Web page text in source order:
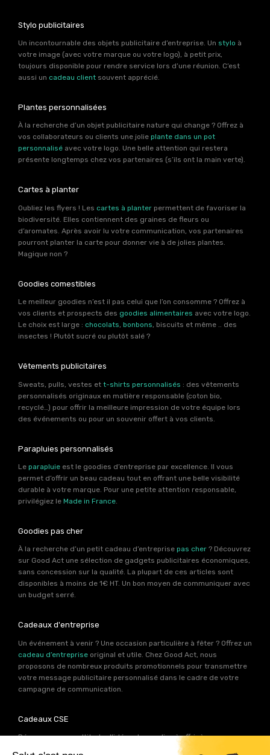
Stylo publicitaires
Un incontournable des objets publicitaire d’entreprise. Un stylo à
votre image (avec votre marque ou votre logo), à petit prix,
toujours disponible pour rendre service lors d’une réunion. C’est
aussi un cadeau client souvent apprécié.
Plantes personnalisées
À la recherche d’un objet publicitaire nature qui change ? Offrez à
vos collaborateurs ou clients une jolie plante dans un pot
personnalisé avec votre logo. Une belle attention qui restera
présente longtemps chez vos partenaires (s’ils ont la main verte).
Cartes à planter
Oubliez les flyers ! Les cartes à planter permettent de favoriser la
biodiversité. Elles contiennent des graines de fleurs ou
d’aromates. Après avoir lu votre communication, vos partenaires
pourront planter la carte pour donner vie à de jolies plantes.
Magique non ?
Goodies comestibles
Le meilleur goodies n’est il pas celui que l’on consomme ? Offrez à
vos clients et prospects des goodies alimentaires avec votre logo.
Le choix est large : chocolats, bonbons, biscuits et même .. des
insectes ! Plutôt sucré ou plutôt salé ?
Vêtements publicitaires
Sweats, pulls, vestes et t-shirts personnalisés : des vêtements
personnalisés originaux en matière responsable (coton bio,
recyclé…) pour offrir la meilleure impression de votre équipe lors
des événements ou pour un souvenir offert à vos clients.
Parapluies personnalisés
Le parapluie est le goodies d’entreprise par excellence. Il vous
permet d’offrir un beau cadeau tout en offrant une belle visibilité
durable à votre marque. Pour une petite attention responsable,
privilégiez le Made in France.
Goodies pas cher
À la recherche d’un petit cadeau d’entreprise pas cher ? Découvrez
sur Good Act une sélection de gadgets publicitaires économiques,
sans concession sur la qualité. La plupart de ces articles sont
disponibles à moins de 1€ HT. Un bon moyen de communiquer avec
un budget serré.
Cadeaux d'entreprise
Un événement à venir ? Une occasion particulière à fêter ? Offrez un
cadeau d’entreprise original et utile. Chez Good Act, nous
proposons de nombreux produits promotionnels pour transmettre
votre message publicitaire personnalisé dans le cadre de votre
campagne de communication.
Cadeaux CSE
Découvrez une multitude d’idées de goodies à offrir à vos
collaborateurs. Les experts produits de Good Act ont déniché pour